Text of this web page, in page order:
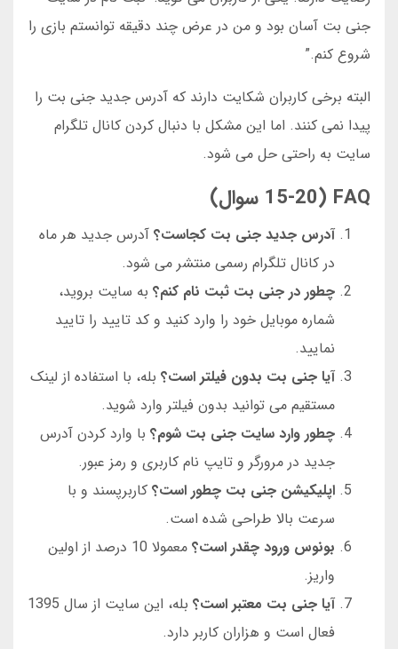
جنی بت آسان بود و من در عرض چند دقیقه توانستم بازی را
شروع کنم.”
البته برخی کاربران شکایت دارند که آدرس جدید جنی بت را
پیدا نمی کنند. اما این مشکل با دنبال کردن کانال تلگرام
سایت به راحتی حل می شود.
FAQ (15-20 سوال)
آدرس جدید جنی بت کجاست؟ آدرس جدید هر ماه
در کانال تلگرام رسمی منتشر می شود.
چطور در جنی بت ثبت نام کنم؟ به سایت بروید،
شماره موبایل خود را وارد کنید و کد تایید را تایید
نمایید.
آیا جنی بت بدون فیلتر است؟ بله، با استفاده از لینک
مستقیم می توانید بدون فیلتر وارد شوید.
چطور وارد سایت جنی بت شوم؟ با وارد کردن آدرس
جدید در مرورگر و تایپ نام کاربری و رمز عبور.
اپلیکیشن جنی بت چطور است؟ کاربرپسند و با
سرعت بالا طراحی شده است.
بونوس ورود چقدر است؟
معمولا 10 درصد از اولین
واریز.
آیا جنی بت معتبر است؟
بله، این سایت از سال 1395
فعال است و هزاران کاربر دارد.